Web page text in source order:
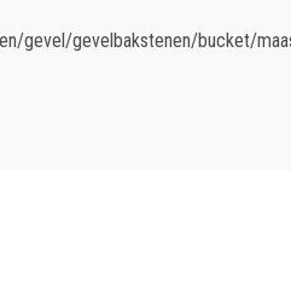
gevel/gevelbakstenen/bucket/